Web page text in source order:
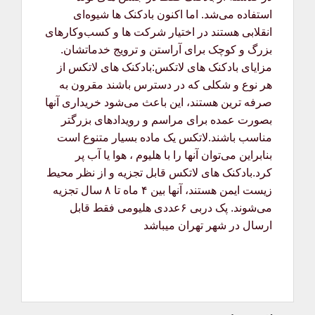
استفاده می‌شد. اما اکنون بادکنک ها شیوه‌ای
انقلابی هستند در اختیار شرکت ها و کسب‌وکارهای
بزرگ و کوچک برای آراستن و ترویج خدماتشان.
مزایای بادکنک های لاتکس:بادکنک های لاتکس از
هر نوع و شکلی که در دسترس باشند مقرون به
صرفه ترین هستند، این باعث می‌شود خریداری آنها
بصورت عمده برای مراسم و رویدادهای بزرگتر
مناسب باشند.لاتکس یک ماده بسیار متنوع است
بنابراین می‌توان آنها را با هلیوم ، هوا یا آب پر
کرد.بادکنک های لاتکس قابل تجزیه و از نظر محیط
زیست ایمن هستند، آنها بین ۴ ماه تا ۸ سال تجزیه
می‌شوند. پک دربی ۶عددی هلیومی فقط قابل
ارسال در شهر تهران میباشد